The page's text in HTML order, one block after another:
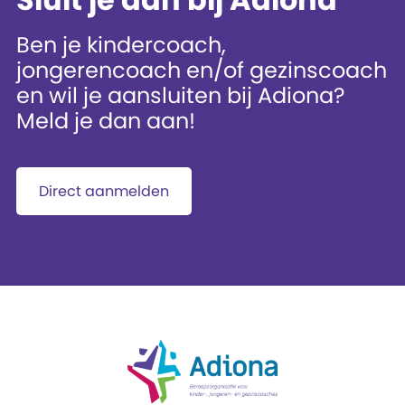
Ben je kindercoach,
jongerencoach en/of gezinscoach
en wil je aansluiten bij Adiona?
Meld je dan aan!
Direct aanmelden